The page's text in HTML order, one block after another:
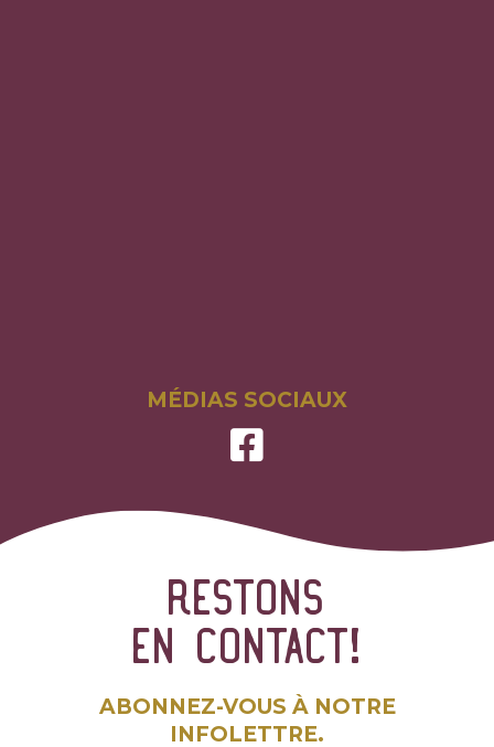
MÉDIAS SOCIAUX
Restons
en contact!
ABONNEZ-VOUS À NOTRE
INFOLETTRE.